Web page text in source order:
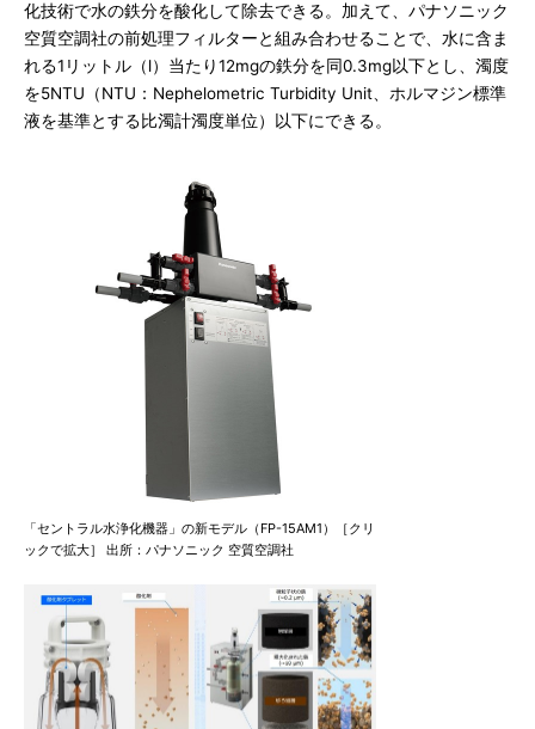
化技術で水の鉄分を酸化して除去できる。加えて、パナソニック
空質空調社の前処理フィルターと組み合わせることで、水に含ま
れる1リットル（l）当たり12mgの鉄分を同0.3mg以下とし、濁度
を5NTU（NTU：Nephelometric Turbidity Unit、ホルマジン標準
液を基準とする比濁計濁度単位）以下にできる。
「セントラル水浄化機器」の新モデル（FP-15AM1）［クリ
ックで拡大］ 出所：パナソニック 空質空調社